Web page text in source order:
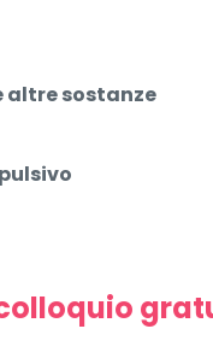
altre sostanze